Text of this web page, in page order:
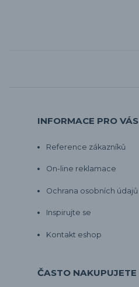
INFORMACE PRO VÁS
Reference zákazníků
On-line reklamace
Ochrana osobních údajů
Inspirujte se
Kontakt eshop
ČASTO NAKUPUJETE